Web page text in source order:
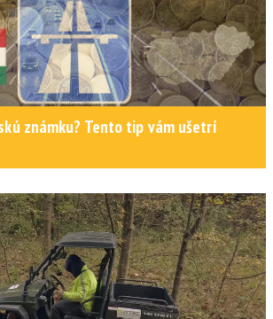
známku? Tento tip vám ušetrí